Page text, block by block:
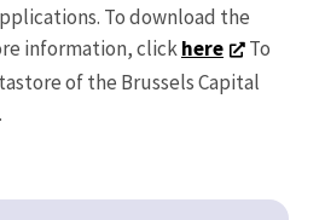
To download the
information, clickhere
To
of the Brussels Capital
.